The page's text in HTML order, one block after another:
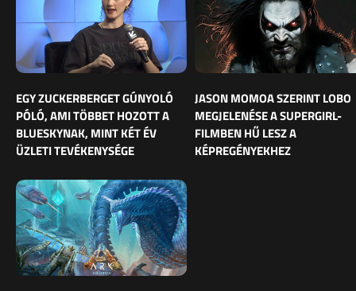
EGY ZUCKERBERGET GÚNYOLÓ
PÓLÓ, AMI TÖBBET HOZOTT A
BLUESKYNAK, MINT KÉT ÉV
ÜZLETI TEVÉKENYSÉGE
JASON MOMOA SZERINT LOBO
MEGJELENÉSE A SUPERGIRL-
FILMBEN HŰ LESZ A
KÉPREGÉNYEKHEZ